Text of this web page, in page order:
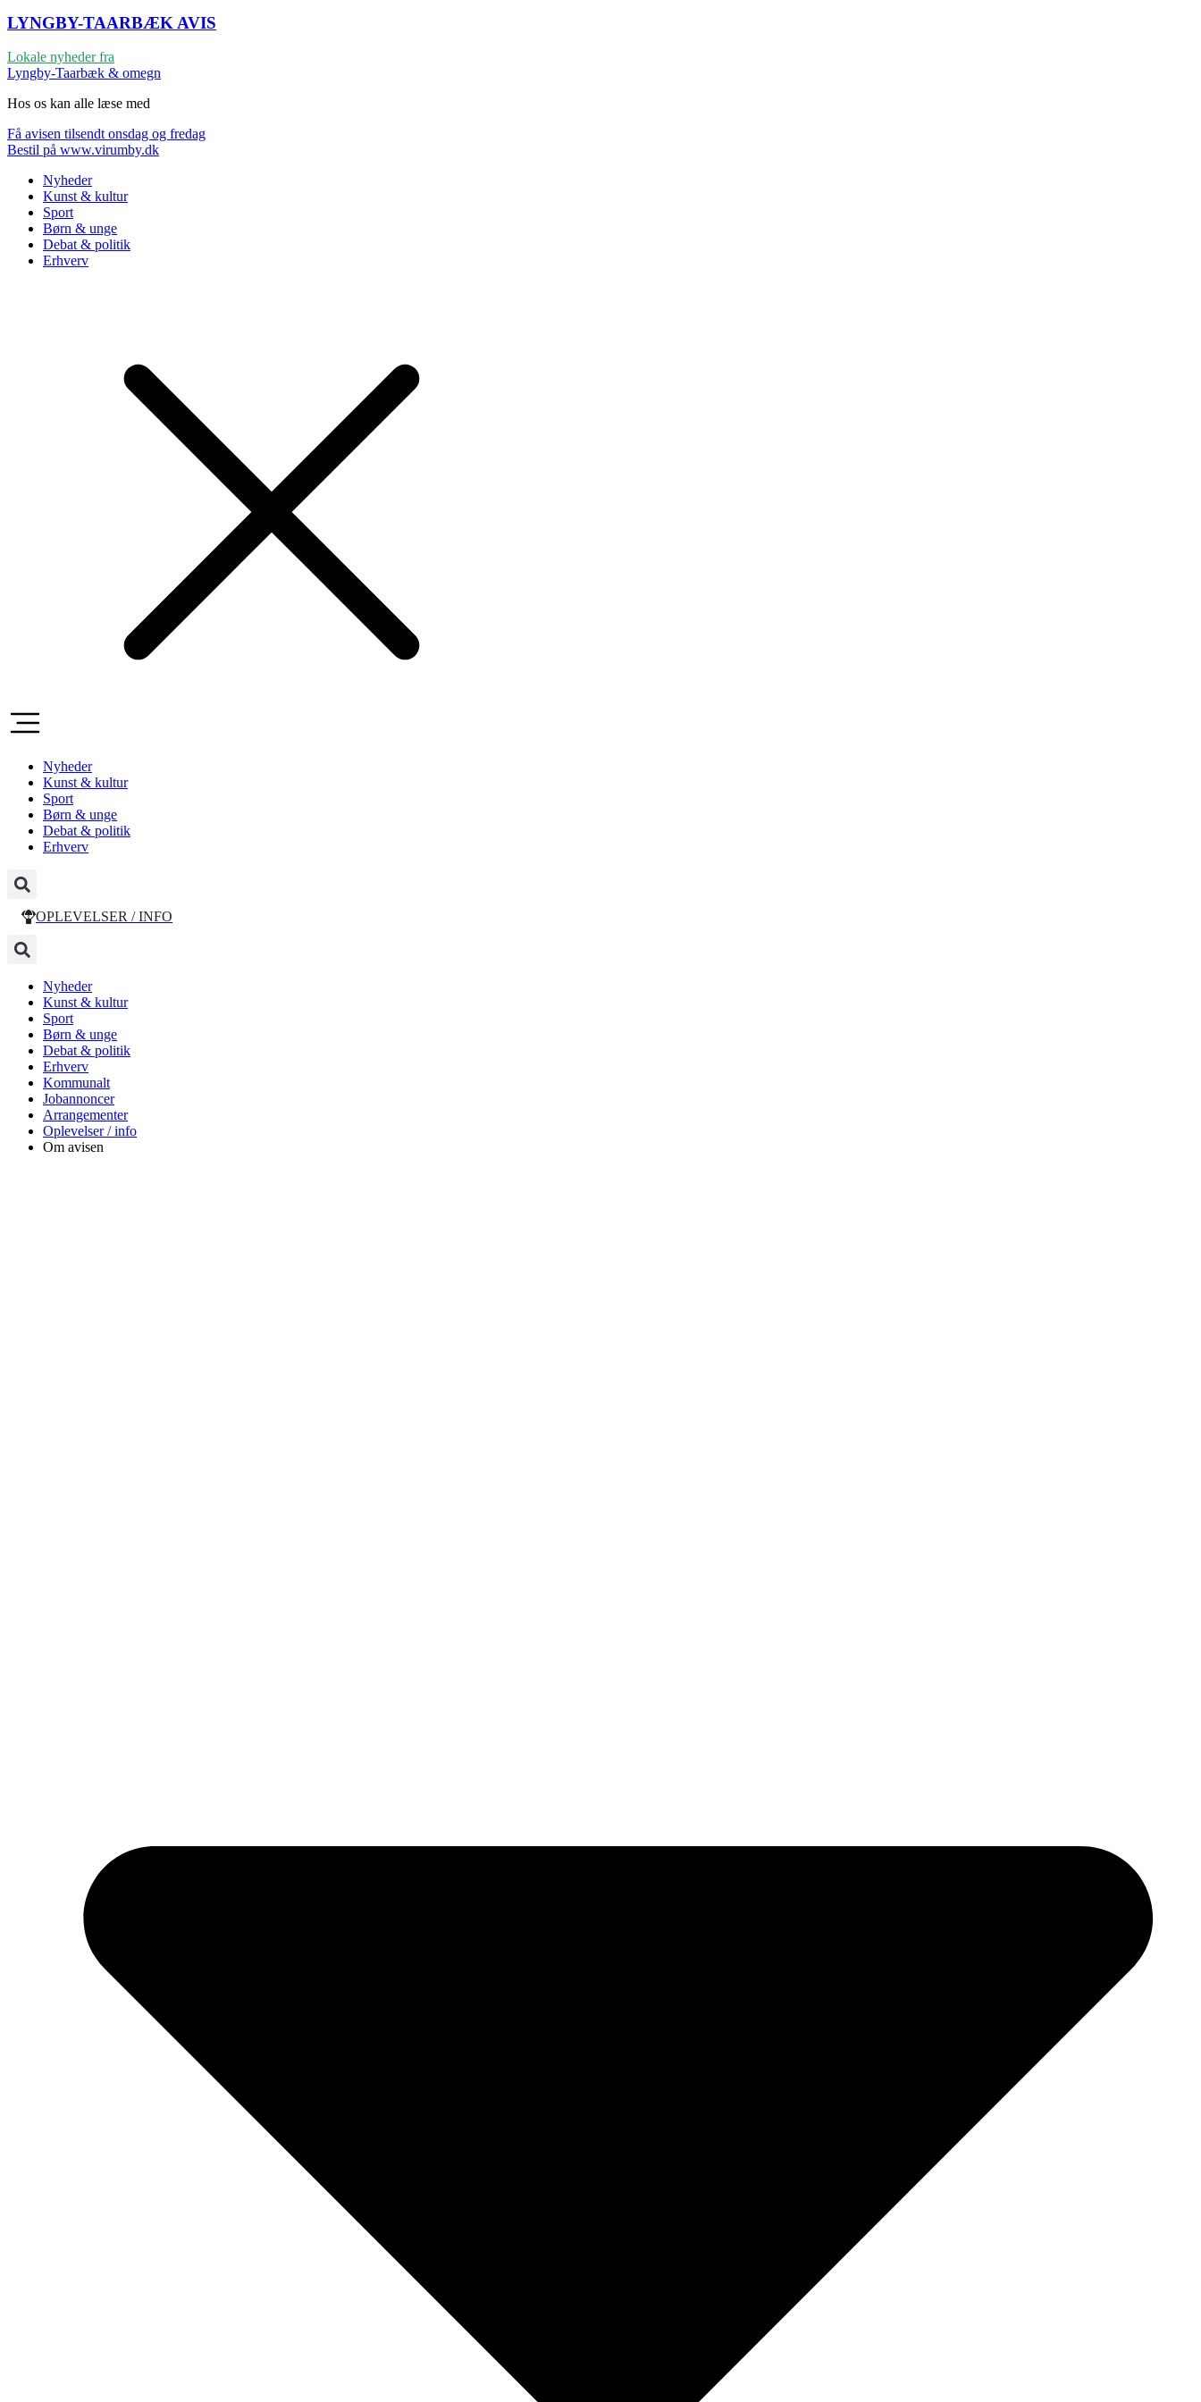
LYNGBY-TAARBÆK AVIS
Lokale nyheder fra
Lyngby-Taarbæk & omegn
Hos os kan alle læse med
Få avisen tilsendt onsdag og fredag
Bestil på www.virumby.dk
Nyheder
Kunst & kultur
Sport
Børn & unge
Debat & politik
Erhverv
Nyheder
Kunst & kultur
Sport
Børn & unge
Debat & politik
Erhverv
OPLEVELSER / INFO
Nyheder
Kunst & kultur
Sport
Børn & unge
Debat & politik
Erhverv
Kommunalt
Jobannoncer
Arrangementer
Oplevelser / info
Om avisen